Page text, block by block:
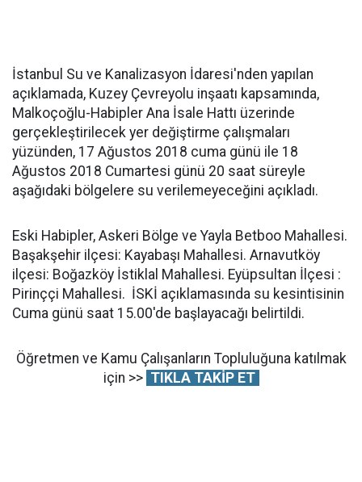
İstanbul Su ve Kanalizasyon İdaresi'nden yapılan
açıklamada, Kuzey Çevreyolu inşaatı kapsamında,
Malkoçoğlu-Habipler Ana İsale Hattı üzerinde
gerçekleştirilecek yer değiştirme çalışmaları
yüzünden, 17 Ağustos 2018 cuma günü ile 18
Ağustos 2018 Cumartesi günü 20 saat süreyle
aşağıdaki bölgelere su verilemeyeceğini açıkladı.
Eski Habipler, Askeri Bölge ve Yayla Betboo Mahallesi.
Başakşehir ilçesi: Kayabaşı Mahallesi. Arnavutköy
ilçesi: Boğazköy İstiklal Mahallesi. Eyüpsultan İlçesi :
Pirinççi Mahallesi. İSKİ açıklamasında su kesintisinin
Cuma günü saat 15.00'de başlayacağı belirtildi.
Öğretmen ve Kamu Çalışanların Topluluğuna katılmak
için >> TIKLA TAKİP ET